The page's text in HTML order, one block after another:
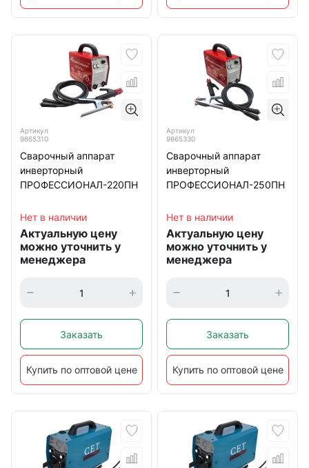
Артикул
9865310
Сварочный аппарат
инверторный
ПРОФЕССИОНАЛ-220ПН
Нет в наличии
Актуальную цену
можно уточнить у
менеджера
Заказать
Купить по оптовой цене
Артикул
9865330
Сварочный аппарат
инверторный
ПРОФЕССИОНАЛ-250ПН
Нет в наличии
Актуальную цену
можно уточнить у
менеджера
Заказать
Купить по оптовой цене